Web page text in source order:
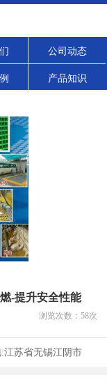
公司动态
产品知识
-提升安全性能
浏览次数： 58次
江苏省无锡江阴市